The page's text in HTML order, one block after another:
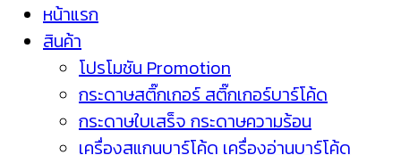
หน้าแรก
สินค้า
โปรโมชัน Promotion
กระดาษสติ๊กเกอร์ สติ๊กเกอร์บาร์โค้ด
กระดาษใบเสร็จ กระดาษความร้อน
เครื่องสแกนบาร์โค้ด เครื่องอ่านบาร์โค้ด